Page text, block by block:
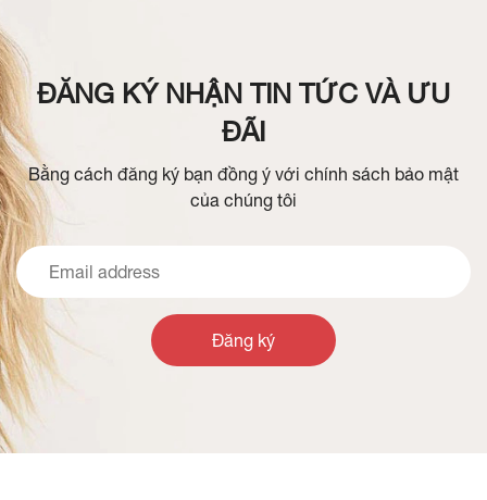
ĐĂNG KÝ NHẬN TIN TỨC VÀ ƯU
ĐÃI
Bằng cách đăng ký bạn đồng ý với chính sách bảo mật
của chúng tôi
Đăng ký